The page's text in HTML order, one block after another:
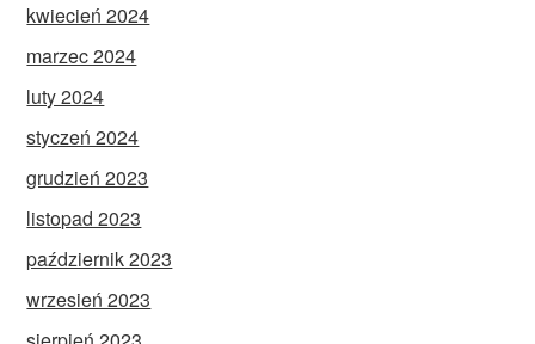
kwiecień 2024
marzec 2024
luty 2024
styczeń 2024
grudzień 2023
listopad 2023
październik 2023
wrzesień 2023